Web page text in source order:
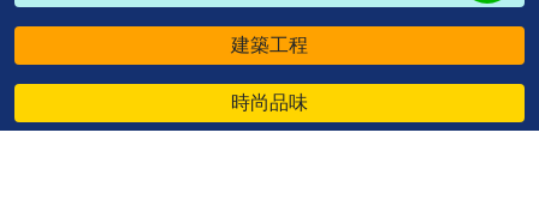
建築工程
時尚品味